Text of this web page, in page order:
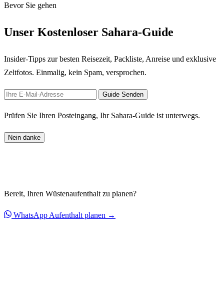
Bevor Sie gehen
Unser Kostenloser Sahara-Guide
Insider-Tipps zur besten Reisezeit, Packliste, Anreise und exklusive
Zeltfotos. Einmalig, kein Spam, versprochen.
Guide Senden
Prüfen Sie Ihren Posteingang, Ihr Sahara-Guide ist unterwegs.
Nein danke
Bereit, Ihren Wüstenaufenthalt zu planen?
WhatsApp Aufenthalt planen →